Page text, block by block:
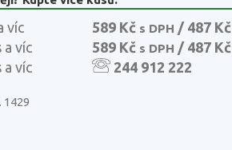
víc 589 Kčs DPH / 487 Kč
a víc
589 Kčs DPH / 487 Kč
a víc
244 912 222
1429